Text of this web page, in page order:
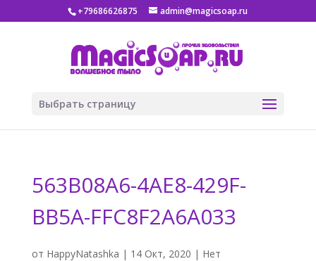
+79686626875 admin@magicsoap.ru
Выбрать страницу
563B08A6-4AE8-429F-
BB5A-FFC8F2A6A033
от HappyNatashka | 14 Окт, 2020 | Нет